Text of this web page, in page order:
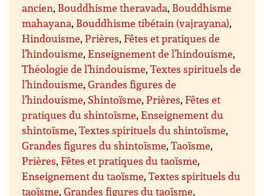
ancien, Bouddhisme theravada, Bouddhisme
mahayana, Bouddhisme tibétain (vajrayana),
Hindouisme,Prières,Fêtes et pratiques de
l’hindouisme,Enseignement de l’hindouisme,
Théologie de l’hindouisme,Textes spirituels de
l’hindouisme,Grandes figures de
l’hindouisme, Shintoïsme,Prières,Fêtes et
pratiques du shintoïsme,Enseignement du
shintoïsme,Textes spirituels du shintoïsme,
Grandes figures du shintoïsme,Taoïsme,
Prières,Fêtes et pratiques du taoïsme,
Enseignement du taoïsme,Textes spirituels du
taoïsme,Grandes figures du taoïsme,